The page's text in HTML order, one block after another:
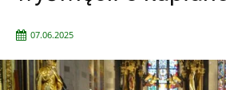
07.06.2025